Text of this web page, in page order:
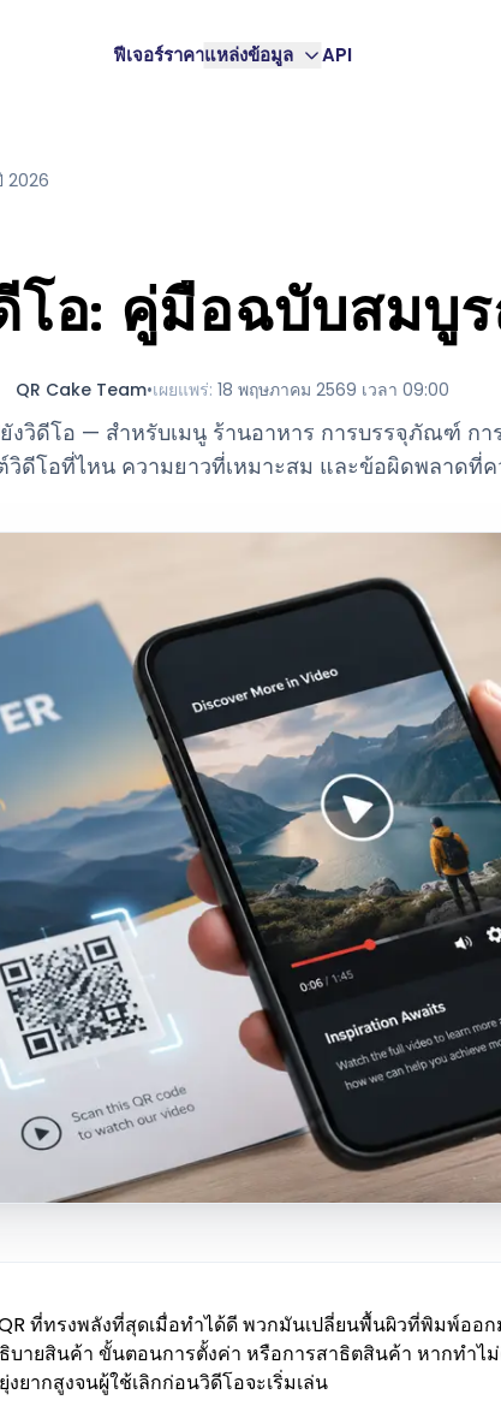
ฟีเจอร์ราคาแหล่งข้อมูล API
2026
โอ: คู่มือฉบับสมบู
QR Cake Team•เผยแพร่: 18 พฤษภาคม 2569 เวลา 09:00
ยังวิดีโอ — สำหรับเมนู ร้านอาหาร การบรรจุภัณฑ์ ก
ดีโอที่ไหน ความยาวที่เหมาะสม และข้อผิดพลาดที่ค
ที่ทรงพลังที่สุดเมื่อทำได้ดี พวกมันเปลี่ยนพื้นผิวที่พิมพ์ออก
บายสินค้า ขั้นตอนการตั้งค่า หรือการสาธิตสินค้า หากทำไม่
ากสูงจนผู้ใช้เลิกก่อนวิดีโอจะเริ่มเล่น